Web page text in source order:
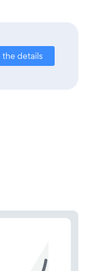
the details